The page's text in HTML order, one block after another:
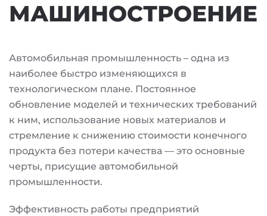
МАШИНОСТРОЕНИЕ
Автомобильная промышленность – одна из
наиболее быстро изменяющихся в
технологическом плане. Постоянное
обновление моделей и технических требований
к ним, использование новых материалов и
стремление к снижению стоимости конечного
продукта без потери качества — это основные
черты, присущие автомобильной
промышленности.
Эффективность работы предприятий